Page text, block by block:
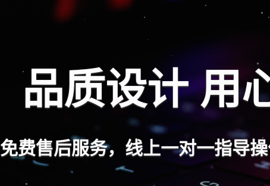
品质设计 用
免费售后服务，线上一对一指导